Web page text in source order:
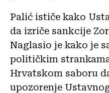
Palić ističe kako
da izriče sankcije
Naglasio je kako je
političkim
Hrvatskom saboru
upozorenje